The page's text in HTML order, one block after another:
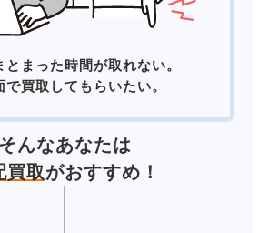
とまった時間が取れない。
で買取してもらいたい。
そんなあなたは
買取がおすすめ！